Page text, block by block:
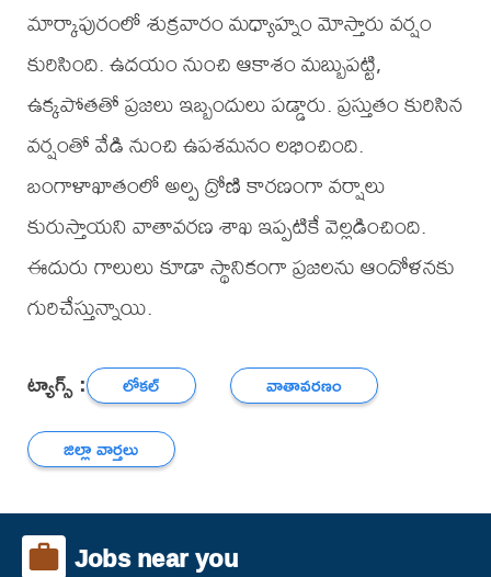
మార్కాపురంలో శుక్రవారం మధ్యాహ్నం మోస్తారు వర్షం
కురిసింది. ఉదయం నుంచి ఆకాశం మబ్బుపట్టి,
ఉక్కపోతతో ప్రజలు ఇబ్బందులు పడ్డారు. ప్రస్తుతం కురిసిన
వర్షంతో వేడి నుంచి ఉపశమనం లభించింది.
బంగాళాఖాతంలో అల్ప ద్రోణి కారణంగా వర్షాలు
కురుస్తాయని వాతావరణ శాఖ ఇప్పటికే వెల్లడించింది.
ఈదురు గాలులు కూడా స్థానికంగా ప్రజలను ఆందోళనకు
గురిచేస్తున్నాయి.
ట్యాగ్స్ : లోకల్
వాతావరణం
జిల్లా వార్తలు
Jobs near you